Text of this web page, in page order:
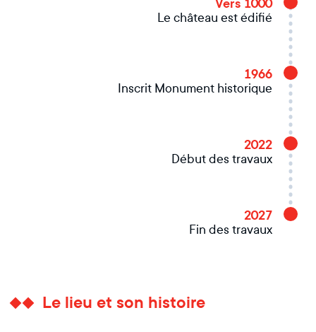
Le château est édifié
1966
Inscrit Monument historique
2022
Début des travaux
2027
Fin des travaux
Le lieu et son histoire